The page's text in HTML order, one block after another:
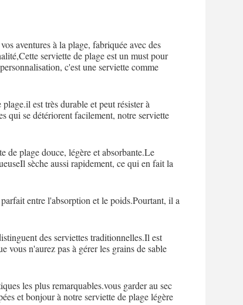
aventures à la plage, fabriquée avec des
serviette de plage est un must pour
c'est une serviette comme
est très durable et peut résister à
qui se détériorent facilement, notre serviette
de plage douce, légère et absorbante.Le
sèche aussi rapidement, ce qui en fait la
entre l'absorption et le poids.Pourtant, il a
des serviettes traditionnelles.Il est
vous n'aurez pas à gérer les grains de sable
les plus remarquables.vous garder au sec
et bonjour à notre serviette de plage légère